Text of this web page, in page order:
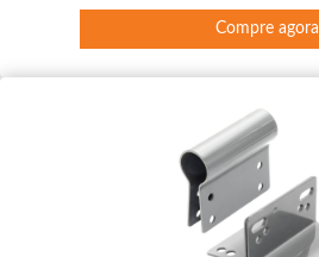
Compre agora